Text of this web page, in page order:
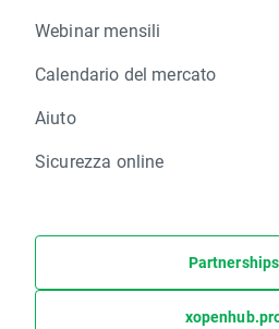
Webinar mensili
Calendario del mercato
Aiuto
Sicurezza online
Partnerships